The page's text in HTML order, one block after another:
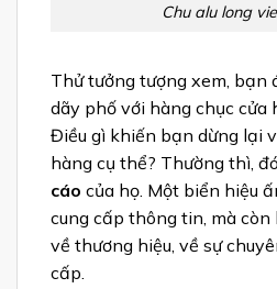
Chu alu long
Thử tưởng tượng xem, bạn
dãy phố với hàng chục cửa
Điều gì khiến bạn dừng lại
hàng cụ thể? Thường thì,
cáo của họ. Một biển hiệu
cung cấp thông tin, mà còn
về thương hiệu, về sự
cấp.